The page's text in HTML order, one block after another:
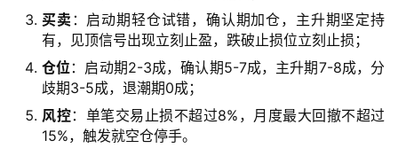
买卖 ：启动期轻仓试错，确认期加仓，主升期坚定持
有，见顶信号出现立刻止盈，跌破止损位立刻止损；
仓位：启动期2-3成，确认期5-7成，主升期7-8成，分
歧期3-5成，退潮期0成；
风控：单笔交易止损不超过8%，月度最大回撤不超过
15%，触发就空仓停手。